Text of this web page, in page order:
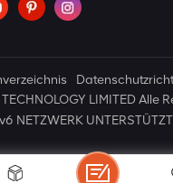
LIMITED Alle
NETZWERK UNTERSTÜTZT